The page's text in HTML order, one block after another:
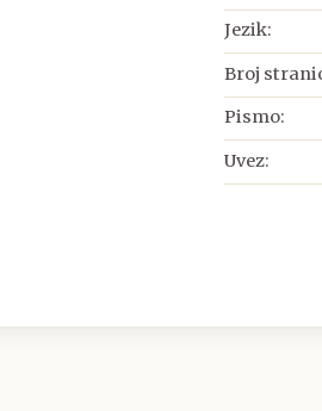
Jezik:
Broj
Pismo:
Uvez: